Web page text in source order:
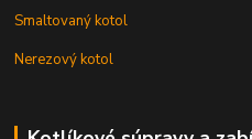
Smaltovaný kotol
Nerezový kotol